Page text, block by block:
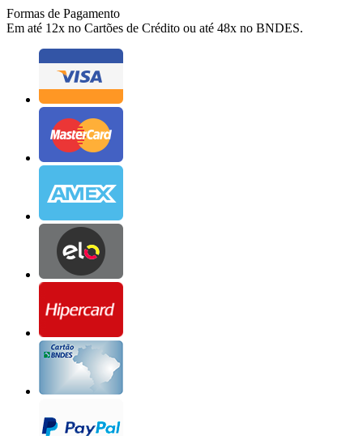
Formas de Pagamento
Em até 12x no Cartões de Crédito ou até 48x no BNDES.